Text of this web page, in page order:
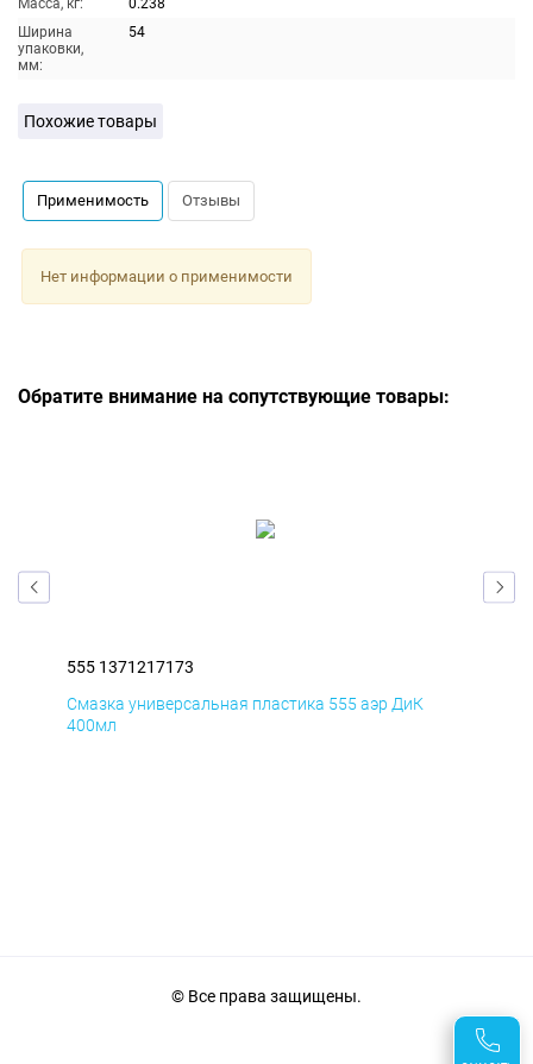
Масса, кг:
0.238
Ширина
упаковки,
мм:
54
Похожие товары
Применимость Отзывы
Нет информации о применимости
Обратите внимание на сопутствующие товары:
555 1371217173
Смазка универсальная пластика 555 аэр ДиК
400мл
© Все права защищены.